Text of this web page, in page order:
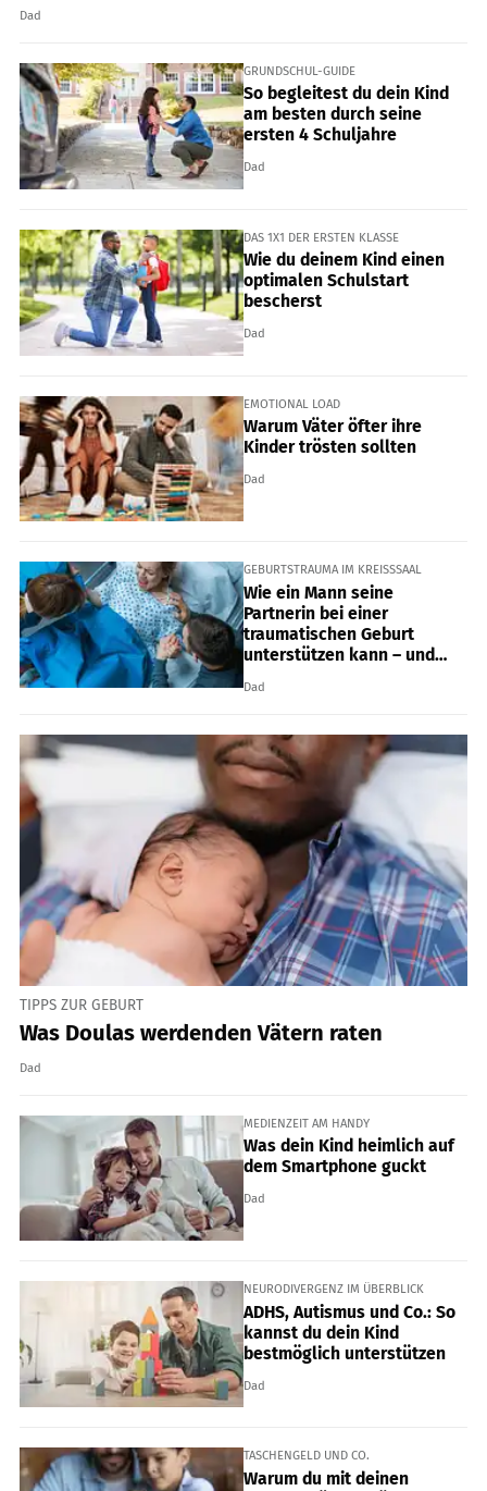
Dad
GRUNDSCHUL-GUIDE
So begleitest du dein Kind
am besten durch seine
ersten 4 Schuljahre
Dad
DAS 1X1 DER ERSTEN KLASSE
Wie du deinem Kind einen
optimalen Schulstart
bescherst
Dad
EMOTIONAL LOAD
Warum Väter öfter ihre
Kinder trösten sollten
Dad
GEBURTSTRAUMA IM KREISSSAAL
Wie ein Mann seine
Partnerin bei einer
traumatischen Geburt
unterstützen kann – und
Dad
TIPPS ZUR GEBURT
Was Doulas werdenden Vätern raten
Dad
MEDIENZEIT AM HANDY
Was dein Kind heimlich auf
dem Smartphone guckt
Dad
NEURODIVERGENZ IM ÜBERBLICK
ADHS, Autismus und Co.: So
kannst du dein Kind
bestmöglich unterstützen
Dad
TASCHENGELD UND CO.
Warum du mit deinen